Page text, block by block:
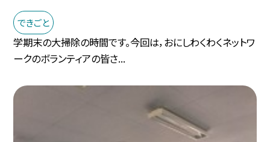
できごと
学期末の大掃除の時間です。今回は，おにしわくわくネットワ
ークのボランティアの皆さ...